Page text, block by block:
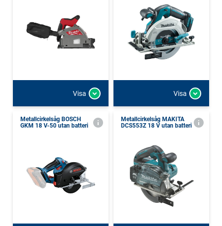
Visa Visa
Metallcirkelsåg BOSCH
GKM 18 V-50 utan batteri
Metallcirkelsåg MAKITA
DCS553Z 18 V utan batteri